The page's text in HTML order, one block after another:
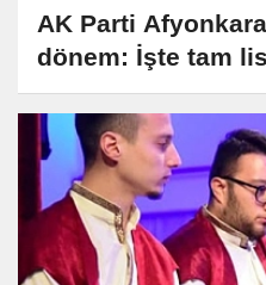
AK Parti
dönem: İşte tam